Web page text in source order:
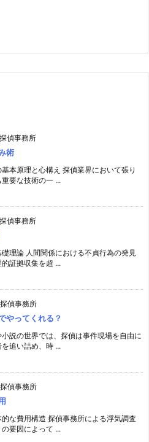
探偵事務所
術
本原理と心構え 探偵業界において張り
要な技術の一 ...
探偵事務所
理論 人間関係における不貞行為の発見
証拠収集を超 ...
探偵事務所
やってくれる？
説の世界では、探偵は事件現場を自由に
追い詰め、時 ...
探偵事務所
な費用構造 探偵事務所による浮気調査
要因によって ...